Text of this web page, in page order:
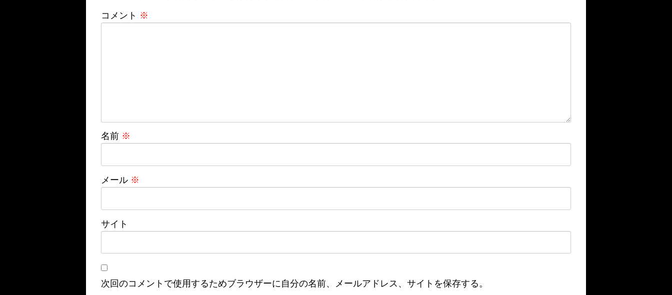
コメント ※
名前 ※
メール ※
サイト
次回のコメントで使用するためブラウザーに自分の名前、メールアドレス、サイトを保存する。